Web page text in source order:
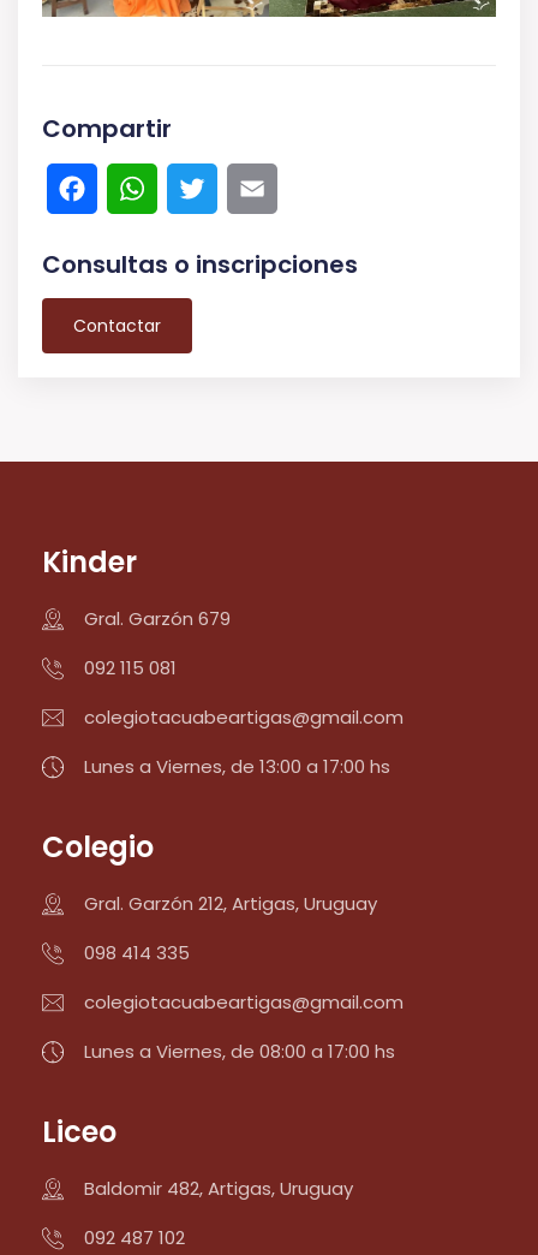
Compartir
FacebookWhatsApp
Twitter
Consultas o inscripciones
Contactar
Kinder
Gral. Garzón 679
092 115 081
colegiotacuabeartigas@gmail.com
Lunes a Viernes, de 13:00 a 17:00 hs
Colegio
Gral. Garzón 212, Artigas, Uruguay
098 414 335
colegiotacuabeartigas@gmail.com
Lunes a Viernes, de 08:00 a 17:00 hs
Liceo
Baldomir 482, Artigas, Uruguay
092 487 102